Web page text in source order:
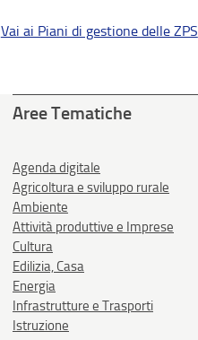
Vai ai Piani di gestione delle ZPS
Aree Tematiche
Agenda digitale
Agricoltura e sviluppo rurale
Ambiente
Attività produttive e Imprese
Cultura
Edilizia, Casa
Energia
Infrastrutture e Trasporti
Istruzione